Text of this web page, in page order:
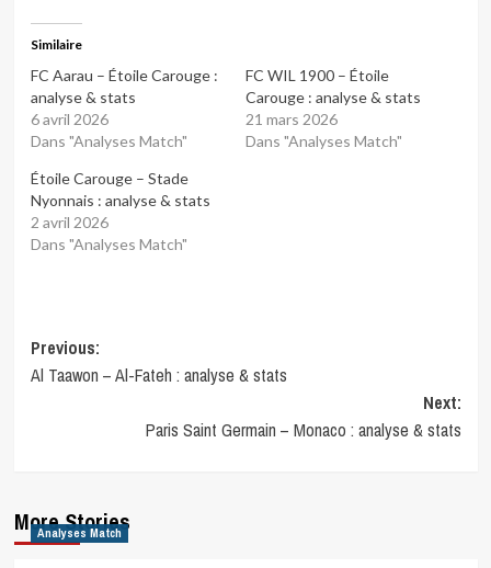
Similaire
FC Aarau – Étoile Carouge :
analyse & stats
6 avril 2026
Dans "Analyses Match"
FC WIL 1900 – Étoile
Carouge : analyse & stats
21 mars 2026
Dans "Analyses Match"
Étoile Carouge – Stade
Nyonnais : analyse & stats
2 avril 2026
Dans "Analyses Match"
Post
navigation
Previous:
Al Taawon – Al-Fateh : analyse & stats
Next:
Paris Saint Germain – Monaco : analyse & stats
More Stories
Analyses Match